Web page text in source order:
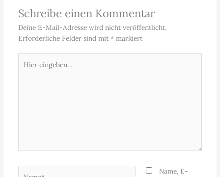
Schreibe einen Kommentar
Deine E-Mail-Adresse wird nicht veröffentlicht.
Erforderliche Felder sind mit *markiert
eingeben…
Name, E-